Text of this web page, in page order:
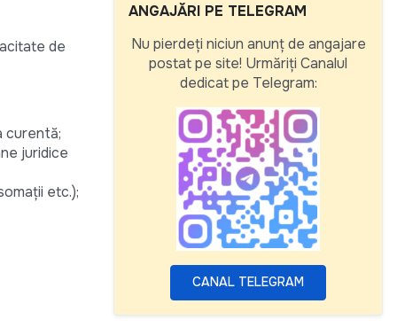
de
curentă;
juridice
etc.);
ANGAJĂRI PE TELEGRAM
Nu pierdeți niciun anunț de angajare
postat pe site! Urmăriți Canalul
dedicat pe Telegram:
CANAL TELEGRAM